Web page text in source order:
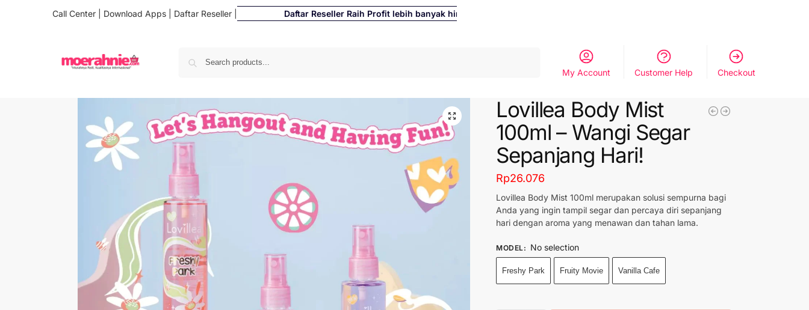
Call Center Download Apps Daftar Reseller Daftar Reseller Raih Profit lebih banyak hingga 500%
My Account Customer Help Checkout
Lovillea Body Mist
100ml – Wangi Segar
Sepanjang Hari!
Rp26.076
Lovillea Body Mist 100ml merupakan solusi sempurna bagi
Anda yang ingin tampil segar dan percaya diri sepanjang
hari dengan aroma yang menawan dan tahan lama.
MODEL : No selection
Freshy Park Fruity Movie Vanilla Cafe